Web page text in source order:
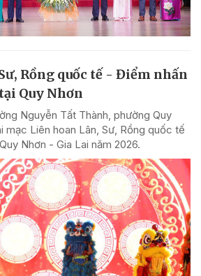
Rồng quốc tế - Điểm nhấn
Quy Nhơn
Nguyễn Tất Thành, phường Quy
mạc Liên hoan Lân, Sư, Rồng quốc tế
Nhơn - Gia Lai năm 2026.